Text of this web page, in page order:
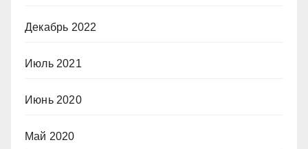
Декабрь 2022
Июль 2021
Июнь 2020
Май 2020